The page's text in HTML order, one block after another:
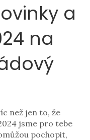
a
na
než jen to, že
jsme pro tebe
pochopit,